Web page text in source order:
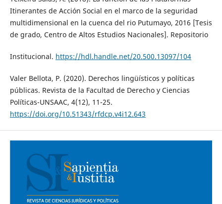
Itinerantes de Acción Social en el marco de la seguridad
multidimensional en la cuenca del rio Putumayo, 2016 [Tesis
de grado, Centro de Altos Estudios Nacionales]. Repositorio
Institucional. https://hdl.handle.net/20.500.13097/104
Valer Bellota, P. (2020). Derechos lingüísticos y políticas
públicas. Revista de la Facultad de Derecho y Ciencias
Políticas-UNSAAC, 4(12), 11-25.
https://doi.org/10.51343/rfdcp.v4i12.643